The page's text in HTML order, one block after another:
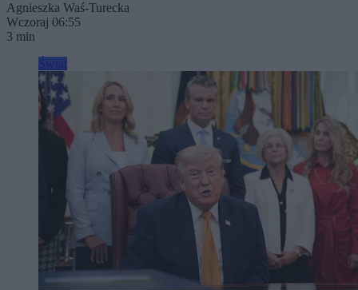
Agnieszka Waś-Turecka
Wczoraj 06:55
3 min